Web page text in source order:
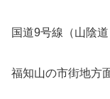
国道9号線（山陰道
福知山の市街地方